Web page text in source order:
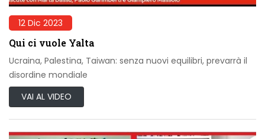
12 Dic 2023
Qui ci vuole Yalta
Ucraina, Palestina, Taiwan: senza nuovi equilibri, prevarrà il
disordine mondiale
VAI AL VIDEO